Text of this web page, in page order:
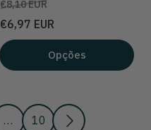
Preço
€8,10 EUR
de
venda
€6,97 EUR
Opções
… 10